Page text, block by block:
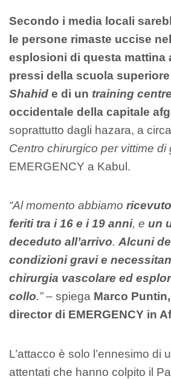
Secondo i media locali
le persone rimaste uccise
esplosioni di questa mattina
pressi della scuola superiore
Shahid e di un training centre
occidentale della capitale
soprattutto dagli hazara, a
Centro chirurgico per vittime di
EMERGENCY a Kabul.
“Al momento abbiamo
feriti tra i 16 e i 19 anni, e un
deceduto all’arrivo. Alcuni
condizioni gravi e
chirurgia vascolare ed
collo.”– spiega Marco
director di EMERGENCY in
L’attacco è solo l’ennesimo di
attentati che hanno colpito il